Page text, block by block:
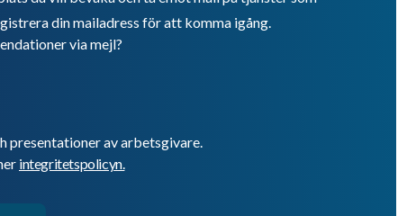
din mailadress för att komma igång.
via mejl?
presentationer av arbetsgivare.
integritetspolicyn.